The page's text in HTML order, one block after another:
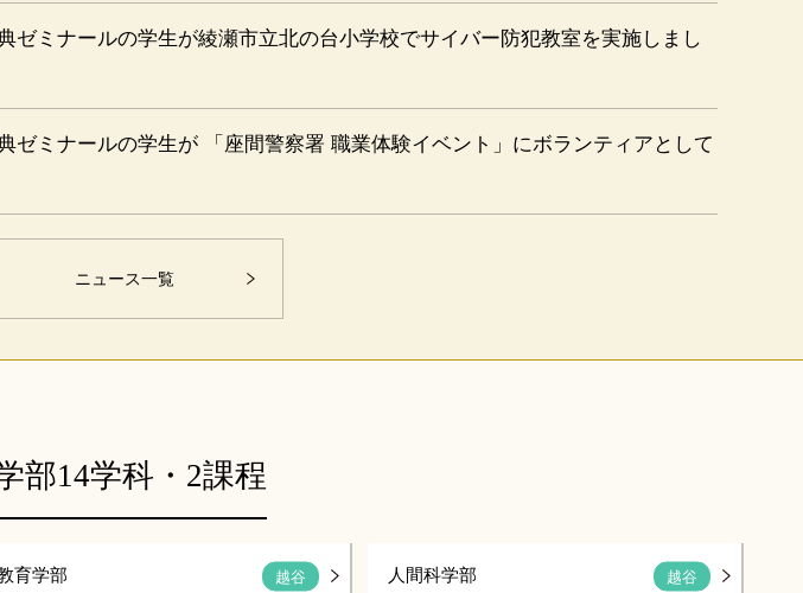
ゼミナールの学生が綾瀬市立北の台小学校でサイバー防犯教室を実施しまし
ゼミナールの学生が 「座間警察署 職業体験イベント」にボランティアとして
ニュース一覧
部14学科・2課程
育学部 越谷 人間科学部 越谷